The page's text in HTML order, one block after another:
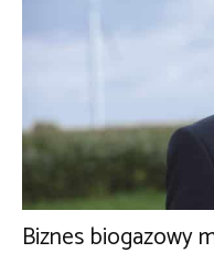
Biznes biogazowy